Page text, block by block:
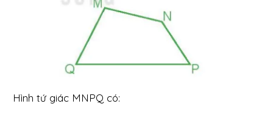
Hình tứ giác MNPQ có: